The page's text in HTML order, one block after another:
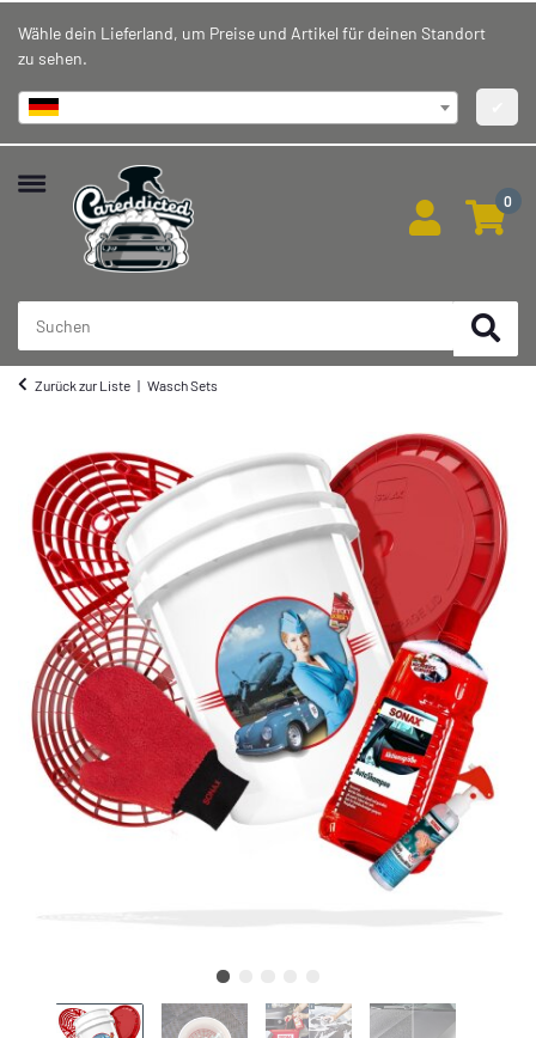
Wähle dein Lieferland, um Preise und Artikel für deinen Standort
zu sehen.
0
Zurück zur Liste Wasch Sets